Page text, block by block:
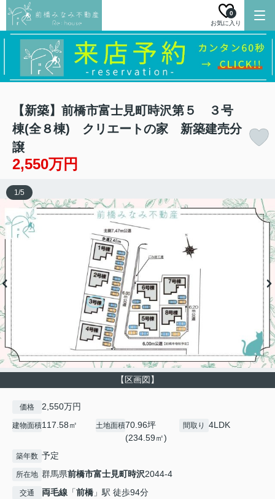
お気に入り
0
【新築】前橋市富士見町時沢第５ ３号
棟(全８棟) クリエートの家 新築建売分
譲
2,550万円
【区画図】
1/5
価格 2,550万円
建物面積117.58㎡ 土地面積70.96坪
(234.59㎡)
間取り 4LDK
築年数 予定
所在地 群馬県前橋市富士見町時沢2044-4
交通 両毛線 「前橋 」駅 徒歩94分